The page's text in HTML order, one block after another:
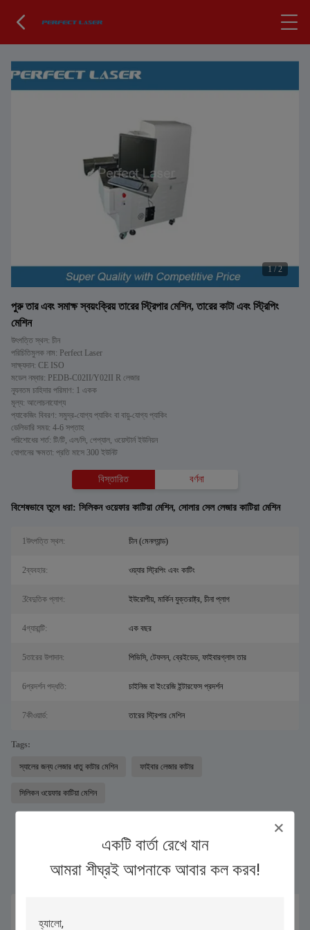
একটি বার্তা রেখে যান
আমরা শীঘ্রই আপনাকে আবার কল করব!
1/2
পুরু তার এবং সমাক্ষ স্বয়ংক্রিয় তারের স্ট্রিপার মেশিন, তারের কাটা এবং স্ট্রিপিং
মেশিন
উৎপত্তি স্থল: চীন
পরিচিতিমুলক নাম: Perfect Laser
সাক্ষ্যদান: CE ISO
মডেল নম্বার: PEDB-C02II/Y02II R লেজার
ন্যূনতম চাহিদার পরিমাণ: 1 একক
মূল্য: আলোচনাযোগ্য
প্যাকেজিং বিবরণ: সমুদ্র-যোগ্য প্যাকিং বা বায়ু-যোগ্য প্যাকিং
ডেলিভারি সময়: 4-6 সপ্তাহ
পরিশোধের শর্ত: টি/টি, এল/সি, পেপ্যাল, ওয়েস্টার্ন ইউনিয়ন
যোগানের ক্ষমতা: প্রতি মাসে 300 ইউনিট
বিস্তারিত বর্ণনা
বিশেষভাবে তুলে ধরা: সিলিকন ওয়েফার কাটিয়া মেশিন, সোলার সেল লেজার কাটিয়া মেশিন
1উৎপত্তি স্থল: চীন (মেনল্যান্ড)
2ব্যবহার: ওয়্যার স্ট্রিপিং এবং কাটিং
3বৈদুতিক প্লাগ: ইউরোপীয়, মার্কিন যুক্তরাষ্ট্র, চীনা প্লাগ
4গ্যারান্টি: এক বছর
5তারের উপাদান: পিভিসি, টেফলন, ব্রেইডেড, ফাইবারগ্লাস তার
6প্রদর্শন পদ্ধতি: চাইনিজ বা ইংরেজি ইন্টারফেস প্রদর্শন
7কীওয়ার্ড: তারের স্ট্রিপার মেশিন
Tags:
স্যালের জন্য লেজার ধাতু কাটার মেশিন ফাইবার লেজার কাটার
সিলিকন ওয়েফার কাটিয়া মেশিন
একই পণ্য